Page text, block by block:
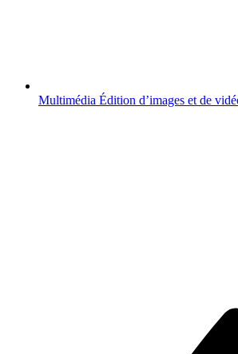
Multimédia Édition d’images et de